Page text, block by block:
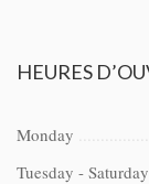
HEURES
Monday
Tuesday - Saturday